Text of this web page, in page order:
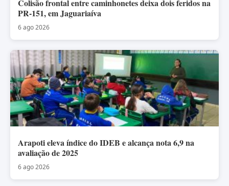
Colisão frontal entre caminhonetes deixa dois feridos na
PR-151, em Jaguariaíva
6 ago 2026
Arapoti eleva índice do IDEB e alcança nota 6,9 na
avaliação de 2025
6 ago 2026